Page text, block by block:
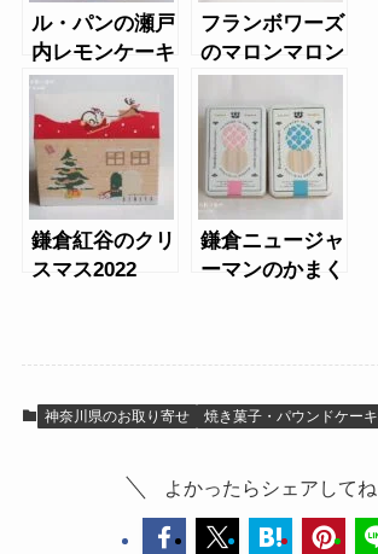
ル・パンの瀬戸
内レモンケーキ
缶6個入り
フランボワーズ
のマロンマロン
鎌倉紅谷のクリ
スマス2022
鎌倉ニュージャ
ーマンのかまく
神奈川県のお取り寄せ 焼き菓子・パウンドケーキ
よかったらシェアしてね